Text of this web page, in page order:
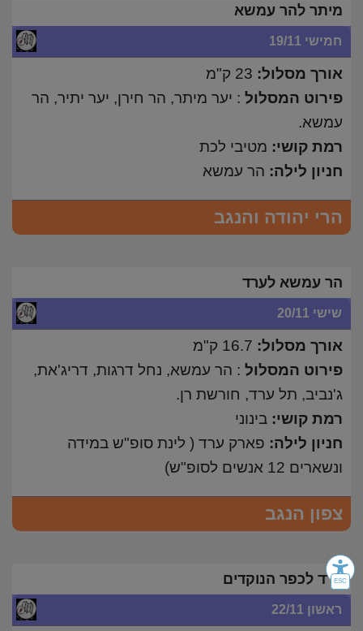
מיתר להר עמשא
חמישי 19/11
אורך מסלול: 23 ק"מ
פירוט המסלול : יער מיתר, הר חירן, יער יתיר, הר
עמשא.
רמת קושי: מטיבי לכת
חניון לילה: הר עמשא
הרי יהודה והנגב
הר עמשא לערד
שישי 20/11
אורך מסלול: 16.7 ק"מ
פירוט המסלול : הר עמשא, נחל דרגות, דריג'את,
ג'נביב, תל ערד, חורשת רן.
רמת קושי: בינוני
חניון לילה: פארק ערד ( לינת סופ"ש במידה
ונשארים 12 אנשים לסופ"ש)
צפון הנגב
ערד לכפר הנוקדים
ראשון 22/11